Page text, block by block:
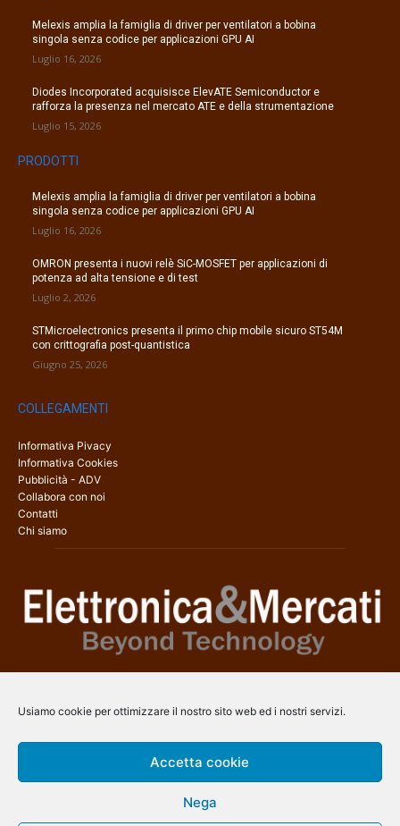
Usiamo cookie per ottimizzare il nostro sito web ed i nostri servizi.
Accetta cookie
Nega
Melexis amplia la famiglia di driver per ventilatori a bobina
singola senza codice per applicazioni GPU AI
Luglio 16, 2026
Diodes Incorporated acquisisce ElevATE Semiconductor e
rafforza la presenza nel mercato ATE e della strumentazione
Luglio 15, 2026
PRODOTTI
Melexis amplia la famiglia di driver per ventilatori a bobina
singola senza codice per applicazioni GPU AI
Luglio 16, 2026
OMRON presenta i nuovi relè SiC-MOSFET per applicazioni di
potenza ad alta tensione e di test
Luglio 2, 2026
STMicroelectronics presenta il primo chip mobile sicuro ST54M
con crittografia post-quantistica
Giugno 25, 2026
COLLEGAMENTI
Informativa Pivacy
Informativa Cookies
Pubblicità - ADV
Collabora con noi
Contatti
Chi siamo
una copertura a 360° che coinvolge tecnologie, prodotti, mercati e
info@arscommunication.it
SEGUICI